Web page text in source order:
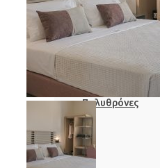
Σαλόνια
Πολυθρόνες